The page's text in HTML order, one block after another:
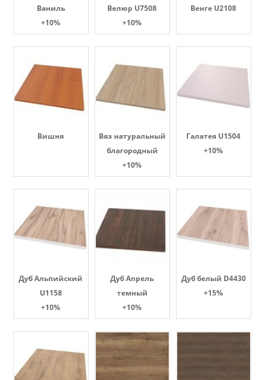
Ваниль
+10%
Велюр U7508
+10%
Венге U2108
Вишня
Вяз натуральный
благородный
+10%
Галатея U1504
+10%
Дуб Альпийский
U1158
+10%
Дуб Апрель
темный
+10%
Дуб белый D4430
+15%